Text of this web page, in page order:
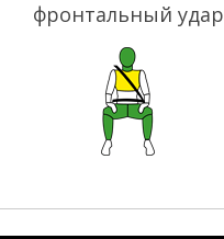
фронтальный удар